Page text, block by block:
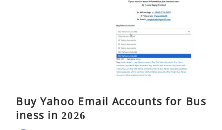
Buy Yahoo Email Accounts for Bus
iness in 2026